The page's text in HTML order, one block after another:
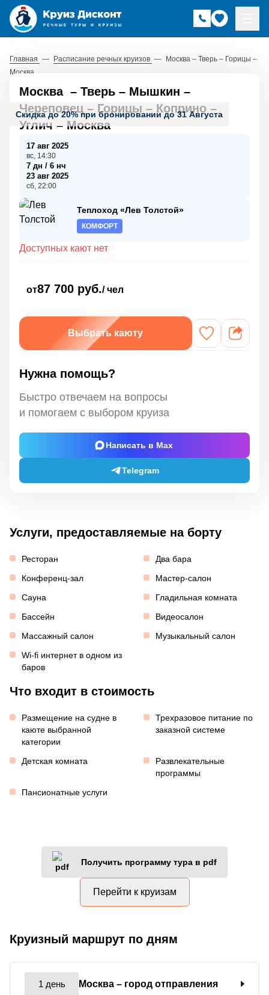
Главная — Расписание речных круизов — Москва – Тверь – Горицы –
Москва
Скидка до 20% при бронировании до 31 Августа
Москва – Тверь – Мышкин –
Череповец – Горицы – Коприно –
Углич – Москва
17 авг 2025
вс, 14:30
7 дн / 6 нч
23 авг 2025
сб, 22:00
Теплоход «Лев Толстой»
КОМФОРТ
Доступных кают нет
от87 700 руб./ чел
Выбрать каюту
Нужна помощь?
Быстро отвечаем на вопросы
и помогаем с выбором круиза
Написать в Max
Telegram
Услуги, предоставляемые на борту
Ресторан
Два бара
Конференц-зал
Мастер-салон
Сауна
Гладильная комната
Бассейн
Видеосалон
Массажный салон
Музыкальный салон
Wi-fi интернет в одном из
баров
Что входит в стоимость
Размещение на судне в
каюте выбранной
категории
Трехразовое питание по
заказной системе
Детская комната
Развлекательные
программы
Пансионатные услуги
Получить программу тура в pdf
Перейти к круизам
Круизный маршрут по дням
1 день Москва – город отправления